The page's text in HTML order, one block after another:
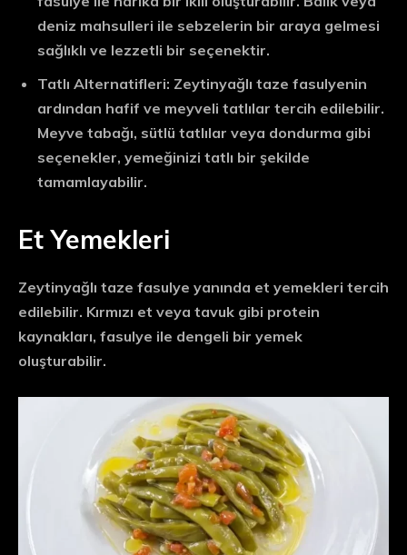
deniz mahsulleri ile sebzelerin bir araya gelmesi
sağlıklı ve lezzetli bir seçenektir.
Tatlı Alternatifleri: Zeytinyağlı taze fasulyenin
ardından hafif ve meyveli tatlılar tercih edilebilir.
Meyve tabağı, sütlü tatlılar veya dondurma gibi
seçenekler, yemeğinizi tatlı bir şekilde
tamamlayabilir.
Et Yemekleri
Zeytinyağlı taze fasulye yanında et yemekleri tercih
edilebilir. Kırmızı et veya tavuk gibi protein
kaynakları, fasulye ile dengeli bir yemek
oluşturabilir.